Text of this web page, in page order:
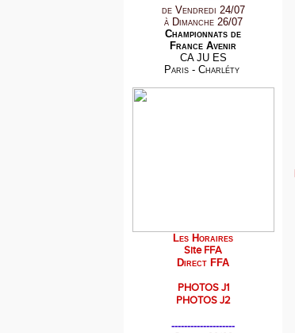
de Vendredi 24/07
à Dimanche 26/07
Championnats de
France Avenir
CA JU ES
Paris - Charléty
Les Horaires
Site FFA
Direct FFA
PHOTOS J1
PHOTOS J2
--------------------